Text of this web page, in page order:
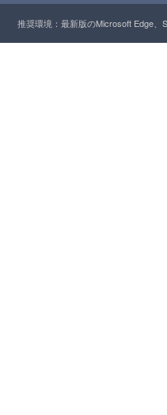
推奨環境：最新版のMicrosoft Edge